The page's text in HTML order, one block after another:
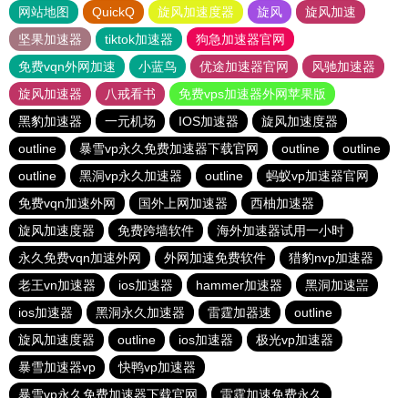
网站地图 QuickQ 旋风加速度器 旋风
旋风加速
坚果加速器
tiktok加速器
狗急加速器官网
免费vqn外网加速
小蓝鸟 优途加速器官网
风驰加速器
旋风加速器
八戒看书
免费vps加速器外网苹果版
黑豹加速器
一元机场 IOS加速器
旋风加速度器
outline
暴雪vp永久免费加速器下载官网 outline
outline
outline
黑洞vp永久加速器 outline
蚂蚁vp加速器官网
免费vqn加速外网
国外上网加速器
西柚加速器
旋风加速度器
免费跨墙软件
海外加速器试用一小时
永久免费vqn加速外网
外网加速免费软件
猎豹nvp加速器
老王vn加速器
ios加速器 hammer加速器
黑洞加速噐
ios加速器
黑洞永久加速器 雷霆加器速
outline
旋风加速度器
outline ios加速器
极光vp加速器
暴雪加速器vp
快鸭vp加速器
暴雪vp永久免费加速器下载官网
雷霆加速免费永久